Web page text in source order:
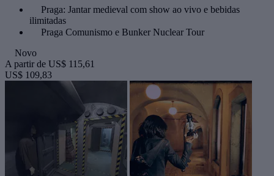
Praga: Jantar medieval com show ao vivo e bebidas
ilimitadas
Praga Comunismo e Bunker Nuclear Tour
Novo
A partir de US$ 115,61
US$ 109,83